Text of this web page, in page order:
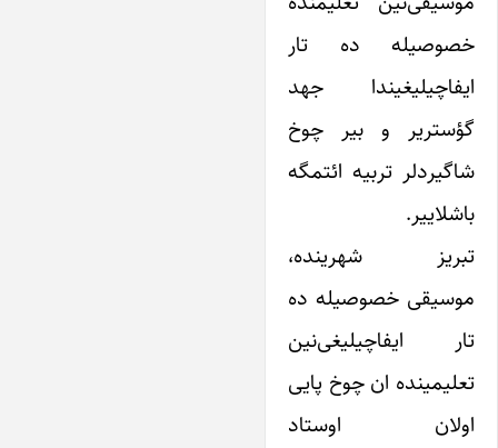
خصوصیله ده تار
ایفاچیلیغیندا جهد
گؤستریر و بیر چوخ
شاگیردلر تربیه ائتمگه
باشلاییر.
تبریز شهرینده،
موسیقی خصوصیله ده
تار ایفاچیلیغی‌نین
تعلیمینده ان چوخ پایی
اولان اوستاد